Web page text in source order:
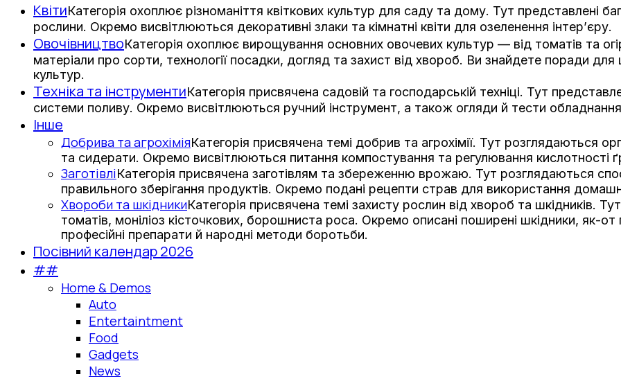
КвітиКатегорія охоплює різноманіття квіткових культур для саду та дому. Тут представлені
рослини. Окремо висвітлюються декоративні злаки та кімнатні квіти для озеленення інтер’єру.
ОвочівництвоКатегорія охоплює вирощування основних овочевих культур — від томатів та
матеріали про сорти, технології посадки, догляд та захист від хвороб. Ви знайдете поради для
культур.
Техніка та інструментиКатегорія присвячена садовій та господарській техніці. Тут
системи поливу. Окремо висвітлюються ручний інструмент, а також огляди й тести
Інше
Добрива та агрохіміяКатегорія присвячена темі добрив та агрохімії. Тут розглядаються
та сидерати. Окремо висвітлюються питання компостування та регулювання кислотності
ЗаготівліКатегорія присвячена заготівлям та збереженню врожаю. Тут розглядаються
правильного зберігання продуктів. Окремо подані рецепти страв для використання
Хвороби та шкідникиКатегорія присвячена темі захисту рослин від хвороб та шкідників.
томатів, моніліоз кісточкових, борошниста роса. Окремо описані поширені шкідники, як-
професійні препарати й народні методи боротьби.
Посівний календар 2026
##
Home & Demos
Auto
Entertaintment
Food
Gadgets
News